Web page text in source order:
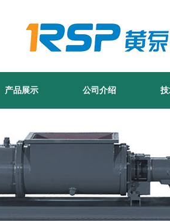
产品展示 公司介绍